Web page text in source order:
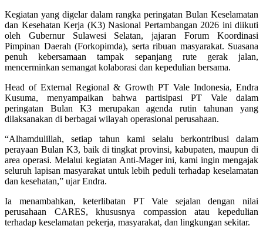
Kegiatan yang digelar dalam rangka peringatan Bulan Keselamatan
dan Kesehatan Kerja (K3) Nasional Pertambangan 2026 ini diikuti
oleh Gubernur Sulawesi Selatan, jajaran Forum Koordinasi
Pimpinan Daerah (Forkopimda), serta ribuan masyarakat. Suasana
penuh kebersamaan tampak sepanjang rute gerak jalan,
mencerminkan semangat kolaborasi dan kepedulian bersama.
Head of External Regional & Growth PT Vale Indonesia, Endra
Kusuma, menyampaikan bahwa partisipasi PT Vale dalam
peringatan Bulan K3 merupakan agenda rutin tahunan yang
dilaksanakan di berbagai wilayah operasional perusahaan.
“Alhamdulillah, setiap tahun kami selalu berkontribusi dalam
perayaan Bulan K3, baik di tingkat provinsi, kabupaten, maupun di
area operasi. Melalui kegiatan Anti-Mager ini, kami ingin mengajak
seluruh lapisan masyarakat untuk lebih peduli terhadap keselamatan
dan kesehatan,” ujar Endra.
Ia menambahkan, keterlibatan PT Vale sejalan dengan nilai
perusahaan CARES, khususnya compassion atau kepedulian
terhadap keselamatan pekerja, masyarakat, dan lingkungan sekitar.